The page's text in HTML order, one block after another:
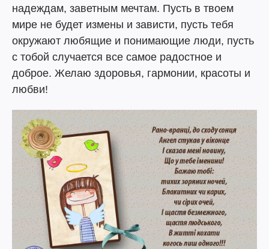
надеждам, заветным мечтам. Пусть в твоем
мире не будет измены и зависти, пусть тебя
окружают любящие и понимающие люди, пусть
с тобой случается все самое радостное и
доброе. Желаю здоровья, гармонии, красоты и
любви!